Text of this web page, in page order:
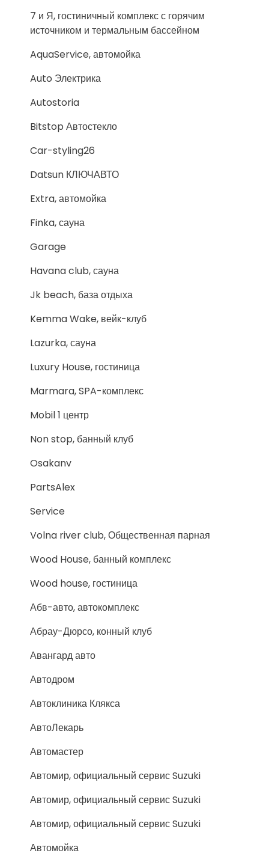
7 и Я, гостиничный комплекс с горячим
источником и термальным бассейном
AquaService, автомойка
Auto Электрика
Autostoria
Bitstop Автостекло
Car-styling26
Datsun КЛЮЧАВТО
Extra, автомойка
Finka, сауна
Garage
Havana club, сауна
Jk beach, база отдыха
Kemma Wake, вейк-клуб
Lazurka, сауна
Luxury House, гостиница
Marmara, SPA-комплекс
Mobil 1 центр
Non stop, банный клуб
Osakanv
PartsAlex
Service
Volna river club, Общественная парная
Wood House, банный комплекс
Wood house, гостиница
Абв-авто, автокомплекс
Абрау-Дюрсо, конный клуб
Авангард авто
Автодром
Автоклиника Клякса
АвтоЛекарь
Автомастер
Автомир, официальный сервис Suzuki
Автомир, официальный сервис Suzuki
Автомир, официальный сервис Suzuki
Автомойка